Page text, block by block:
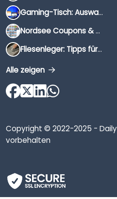
Gaming-Tisch: Auswahlkriterien, Unterschiede & Tipps
Nordsee Coupons & Gutscheine 2026
Fliesenleger: Tipps für die Auswahl
Alle zeigen
Copyright © 2022-2025 -
vorbehalten